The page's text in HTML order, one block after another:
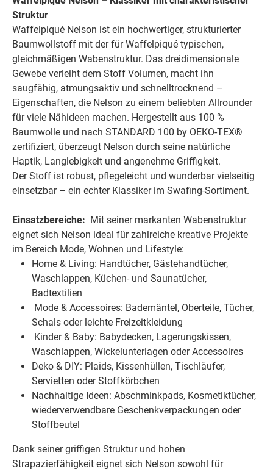
Struktur
Waffelpiqué Nelson ist ein hochwertiger, strukturierter
Baumwollstoff mit der für Waffelpiqué typischen,
gleichmäßigen Wabenstruktur. Das dreidimensionale
Gewebe verleiht dem Stoff Volumen, macht ihn
saugfähig, atmungsaktiv und schnelltrocknend –
Eigenschaften, die Nelson zu einem beliebten Allrounder
für viele Nähideen machen. Hergestellt aus 100 %
Baumwolle und nach STANDARD 100 by OEKO-TEX®
zertifiziert, überzeugt Nelson durch seine natürliche
Haptik, Langlebigkeit und angenehme Griffigkeit.
Der Stoff ist robust, pflegeleicht und wunderbar vielseitig
einsetzbar – ein echter Klassiker im Swafing-Sortiment.
Einsatzbereiche: Mit seiner markanten Wabenstruktur
eignet sich Nelson ideal für zahlreiche kreative Projekte
im Bereich Mode, Wohnen und Lifestyle:
Home & Living: Handtücher, Gästehandtücher,
Waschlappen, Küchen- und Saunatücher,
Badtextilien
Mode & Accessoires: Bademäntel, Oberteile, Tücher,
Schals oder leichte Freizeitkleidung
Kinder & Baby: Babydecken, Lagerungskissen,
Waschlappen, Wickelunterlagen oder Accessoires
Deko & DIY: Plaids, Kissenhüllen, Tischläufer,
Servietten oder Stoffkörbchen
Nachhaltige Ideen: Abschminkpads, Kosmetiktücher,
wiederverwendbare Geschenkverpackungen oder
Stoffbeutel
Dank seiner griffigen Struktur und hohen
Strapazierfähigkeit eignet sich Nelson sowohl für